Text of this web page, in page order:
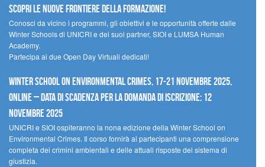
scopri le nuove frontiere della formazione!
Conosci da vicino i programmi, gli obiettivi e le opportunità offerte dalle
Winter Schools di UNICRI e dei suoi partner, SIOI e LUMSA Human
Academy.
Partecipa ai due Open Day Virtuali dedicati!
Winter School on Environmental Crimes, 17-21 novembre 2025,
Online – Data di scadenza per la domanda di iscrizione: 12
novembre 2025
UNICRI e SIOI ospiteranno la nona edizione della Winter School on
Environmental Crimes. Il corso fornirà ai partecipanti una comprensione
completa dei crimini ambientali e delle attuali risposte del sistema di
giustizia.